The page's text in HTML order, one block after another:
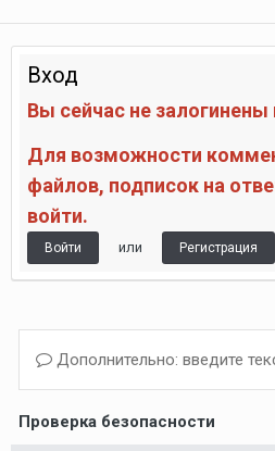
Вход
Вы сейчас не
Для возможности
файлов, подписок на
войти.
Войти или Регистрация
Дополнительно: введите
Проверка безопасности